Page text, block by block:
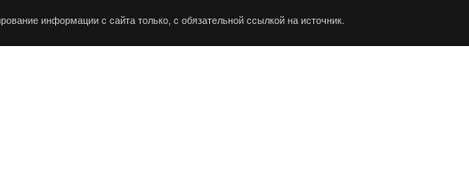
информации с сайта только, с обязательной ссылкой на источник.